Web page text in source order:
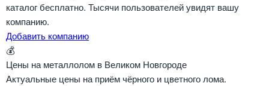
каталог бесплатно. Тысячи пользователей увидят вашу
компанию.
Добавить компанию
💰
Цены на металлолом в Великом Новгороде
Актуальные цены на приём чёрного и цветного лома.